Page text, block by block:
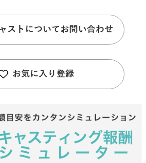
ストについてお問い合わせ
お気に入り登録